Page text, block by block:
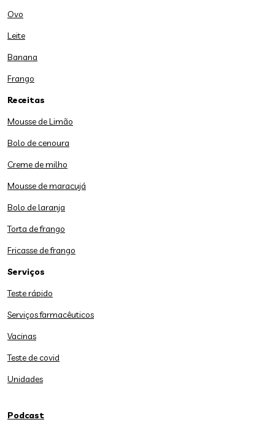
Ovo
Leite
Banana
Frango
Receitas
Mousse de Limão
Bolo de cenoura
Creme de milho
Mousse de maracujá
Bolo de laranja
Torta de frango
Fricasse de frango
Serviços
Teste rápido
Serviços farmacêuticos
Vacinas
Teste de covid
Unidades
Podcast